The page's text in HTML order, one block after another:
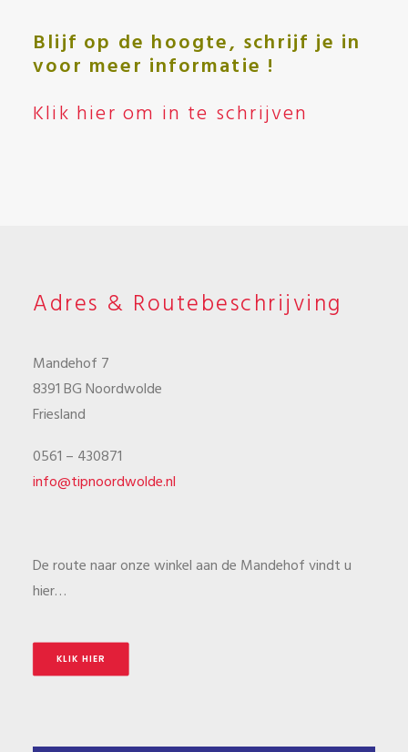
Blijf op de hoogte, schrijf je in
voor meer informatie !
Klik hier om in te schrijven
Adres & Routebeschrijving
Mandehof 7
8391 BG Noordwolde
Friesland
0561 – 430871
info@tipnoordwolde.nl
De route naar onze winkel aan de Mandehof vindt u
hier…
KLIK HIER